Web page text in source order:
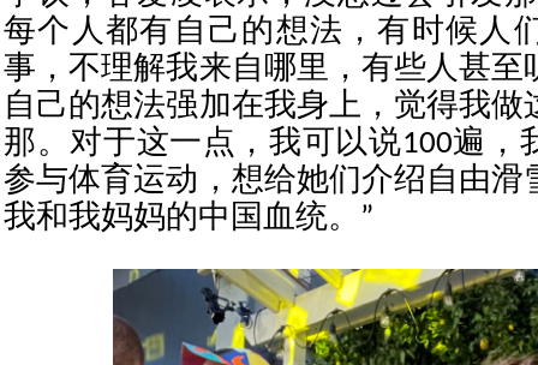
每个人都有自己的想法，有时候人
事，不理解我来自哪里，有些人甚至
自己的想法强加在我身上，觉得我做
那。对于这一点，我可以说100遍，
参与体育运动，想给她们介绍自由滑
我和我妈妈的中国血统。”